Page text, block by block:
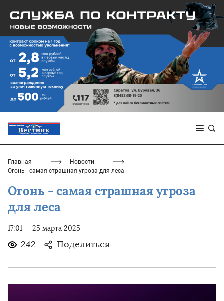
Главная
Новости
Огонь - самая страшная угроза для леса
Огонь - самая страшная угроза
для леса
17:01 25 марта 2025
242 Поделиться